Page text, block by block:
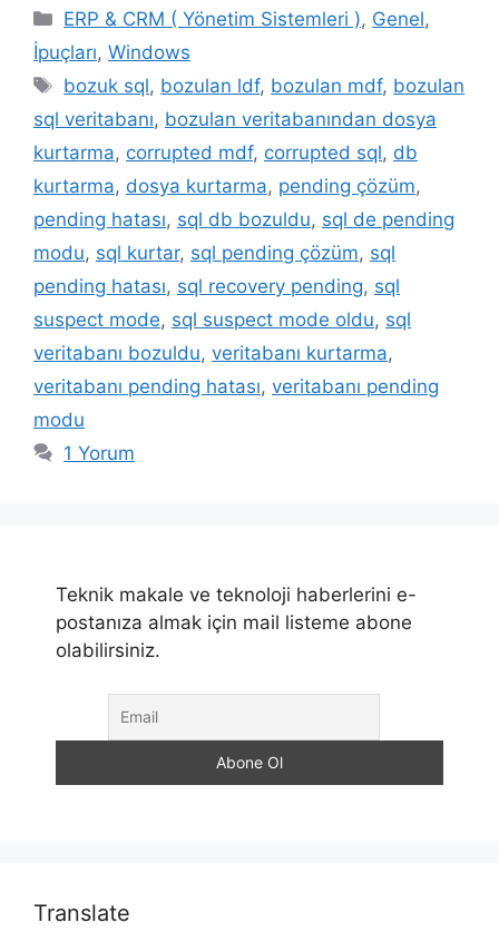
Kategoriler
ERP & CRM ( Yönetim Sistemleri ), Genel,
İpuçları, Windows
Etiketler
bozuk sql, bozulan ldf, bozulan mdf, bozulan
sql veritabanı, bozulan veritabanından dosya
kurtarma, corrupted mdf, corrupted sql, db
kurtarma, dosya kurtarma, pending çözüm,
pending hatası, sql db bozuldu, sql de pending
modu, sql kurtar, sql pending çözüm, sql
pending hatası, sql recovery pending, sql
suspect mode, sql suspect mode oldu, sql
veritabanı bozuldu, veritabanı kurtarma,
veritabanı pending hatası, veritabanı pending
modu
1 Yorum
Teknik makale ve teknoloji haberlerini e-
postanıza almak için mail listeme abone
olabilirsiniz.
Translate